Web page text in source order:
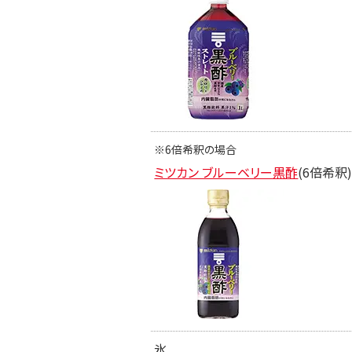
※6倍希釈の場合
ミツカン ブルーベリー黒酢(6倍希釈)